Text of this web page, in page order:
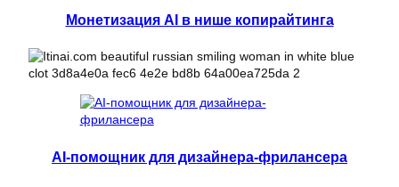
Монетизация AI в нише копирайтинга
AI-помощник для дизайнера-фрилансера